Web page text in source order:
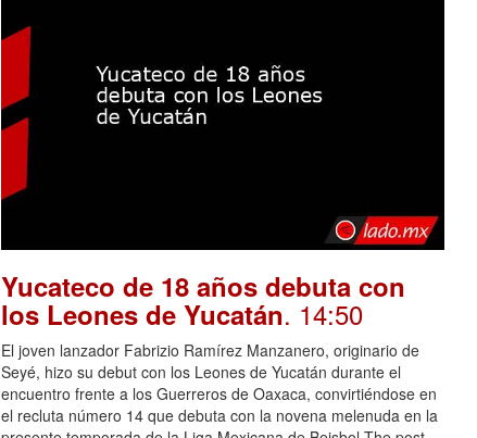
Yucateco de 18 años debuta con
los Leones de Yucatán. 14:50
El joven lanzador Fabrizio Ramírez Manzanero, originario de
Seyé, hizo su debut con los Leones de Yucatán durante el
encuentro frente a los Guerreros de Oaxaca, convirtiéndose en
el recluta número 14 que debuta con la novena melenuda en la